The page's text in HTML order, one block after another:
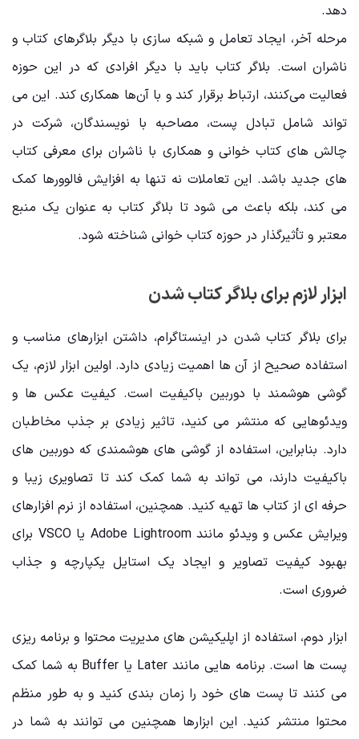
دهد.
مرحله آخر، ایجاد تعامل و شبکه ‌سازی با دیگر بلاگرهای کتاب و
ناشران است. بلاگر کتاب باید با دیگر افرادی که در این حوزه
فعالیت می‌کنند، ارتباط برقرار کند و با آن‌ها همکاری کند. این می
‌تواند شامل تبادل پست، مصاحبه با نویسندگان، شرکت در
چالش ‌های کتاب ‌خوانی و همکاری با ناشران برای معرفی کتاب‌
های جدید باشد. این تعاملات نه تنها به افزایش فالوورها کمک
می ‌کند، بلکه باعث می ‌شود تا بلاگر کتاب به عنوان یک منبع
معتبر و تأثیرگذار در حوزه کتاب ‌خوانی شناخته شود.
ابزار لازم برای بلاگر کتاب شدن
برای بلاگر کتاب شدن در اینستاگرام، داشتن ابزارهای مناسب و
استفاده صحیح از آن‌ ها اهمیت زیادی دارد. اولین ابزار لازم، یک
گوشی هوشمند با دوربین باکیفیت است. کیفیت عکس ‌ها و
ویدئوهایی که منتشر می ‌کنید، تاثیر زیادی بر جذب مخاطبان
دارد. بنابراین، استفاده از گوشی ‌های هوشمندی که دوربین‌ های
باکیفیت دارند، می ‌تواند به شما کمک کند تا تصاویری زیبا و
حرفه‌ ای از کتاب‌ ها تهیه کنید. همچنین، استفاده از نرم ‌افزارهای
ویرایش عکس و ویدئو مانند Adobe Lightroom یا VSCO برای
بهبود کیفیت تصاویر و ایجاد یک استایل یکپارچه و جذاب
ضروری است.
ابزار دوم، استفاده از اپلیکیشن ‌های مدیریت محتوا و برنامه‌ ریزی
پست‌ ها است. برنامه‌ هایی مانند Later یا Buffer به شما کمک
می ‌کنند تا پست‌ های خود را زمان ‌بندی کنید و به طور منظم
محتوا منتشر کنید. این ابزارها همچنین می ‌توانند به شما در